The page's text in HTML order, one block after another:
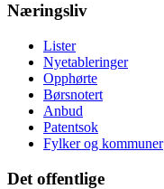
Næringsliv
Lister
Nyetableringer
Opphørte
Børsnotert
Anbud
Patentsok
Fylker og kommuner
Det offentlige